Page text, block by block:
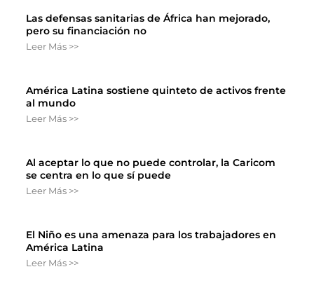
Las defensas sanitarias de África han mejorado,
pero su financiación no
Leer Más >>
América Latina sostiene quinteto de activos frente
al mundo
Leer Más >>
Al aceptar lo que no puede controlar, la Caricom
se centra en lo que sí puede
Leer Más >>
El Niño es una amenaza para los trabajadores en
América Latina
Leer Más >>